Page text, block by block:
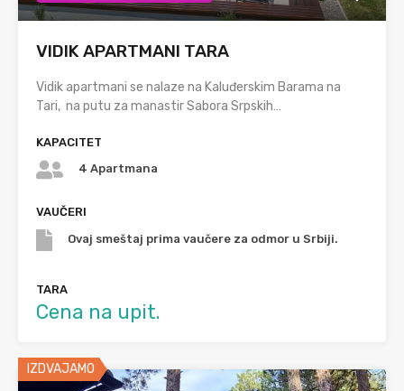
VIDIK APARTMANI TARA
Vidik apartmani se nalaze na Kaluđerskim Barama na
Tari, na putu za manastir Sabora Srpskih…
KAPACITET
4 Apartmana
VAUČERI
Ovaj smeštaj prima vaučere za odmor u Srbiji.
TARA
Cena na upit.
IZDVAJAMO